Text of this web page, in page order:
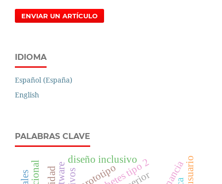
ENVIAR UN ARTÍCULO
IDIOMA
Español (España)
English
PALABRAS CLAVE
diseño inclusivo
prototipo